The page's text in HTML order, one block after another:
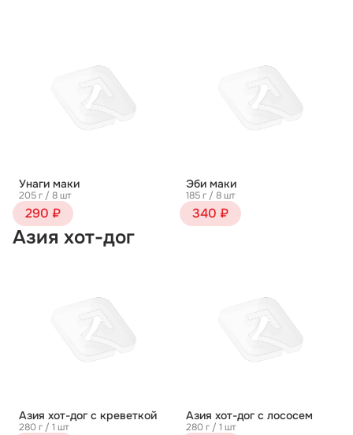
Унаги маки
205 г / 8 шт
290 ₽
Эби маки
185 г / 8 шт
340 ₽
Азия хот-дог
Азия хот-дог с креветкой
280 г / 1 шт
Азия хот-дог с лососем
280 г / 1 шт